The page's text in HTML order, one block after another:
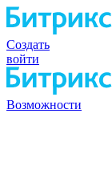
Создать
войти
Возможности